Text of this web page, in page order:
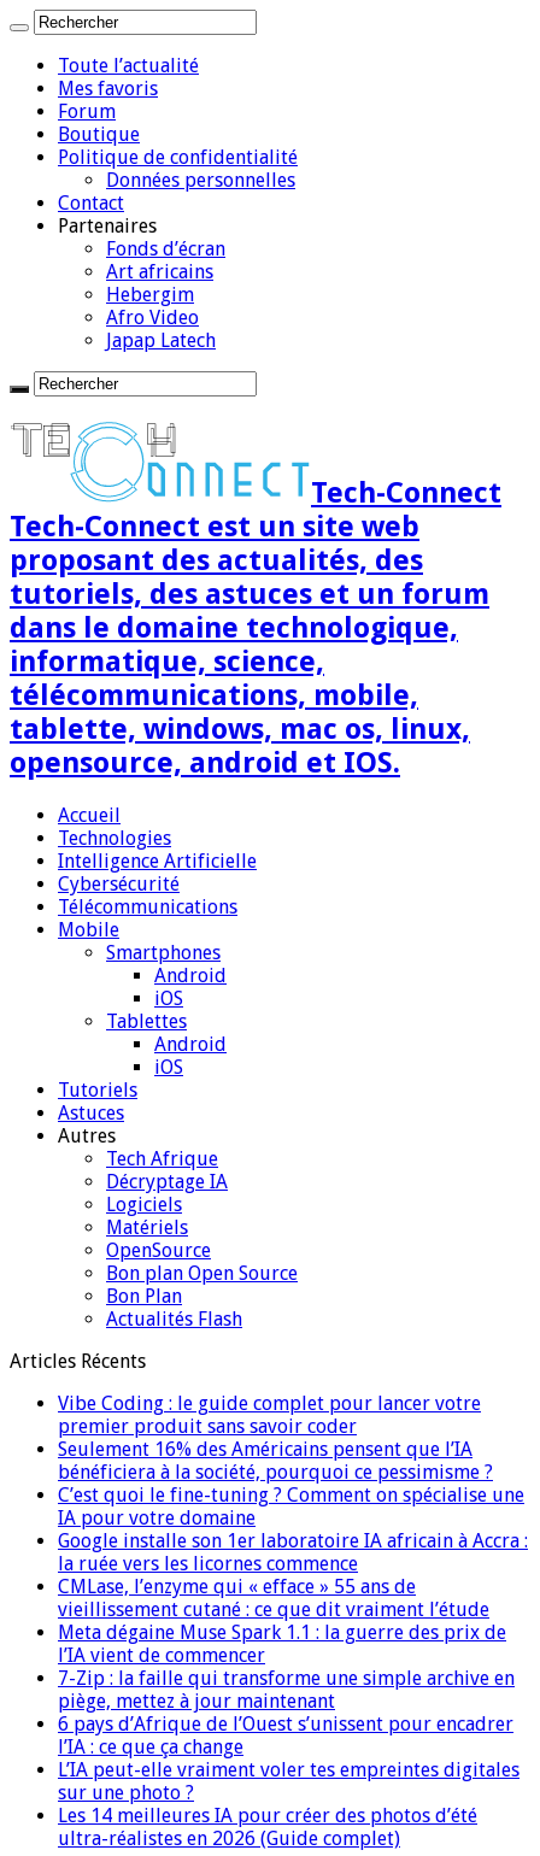
Toute l’actualité
Mes favoris
Forum
Boutique
Politique de confidentialité
Données personnelles
Contact
Partenaires
Fonds d’écran
Art africains
Hebergim
Afro Video
Japap Latech
Tech-Connect
Tech-Connect est un site web
proposant des actualités, des
tutoriels, des astuces et un forum
dans le domaine technologique,
informatique, science,
télécommunications, mobile,
tablette, windows, mac os, linux,
opensource, android et IOS.
Accueil
Technologies
Intelligence Artificielle
Cybersécurité
Télécommunications
Mobile
Smartphones
Android
iOS
Tablettes
Android
iOS
Tutoriels
Astuces
Autres
Tech Afrique
Décryptage IA
Logiciels
Matériels
OpenSource
Bon plan Open Source
Bon Plan
Actualités Flash
Articles Récents
Vibe Coding : le guide complet pour lancer votre
premier produit sans savoir coder
Seulement 16% des Américains pensent que l’IA
bénéficiera à la société, pourquoi ce pessimisme ?
C’est quoi le fine-tuning ? Comment on spécialise une
IA pour votre domaine
Google installe son 1er laboratoire IA africain à Accra :
la ruée vers les licornes commence
CMLase, l’enzyme qui « efface » 55 ans de
vieillissement cutané : ce que dit vraiment l’étude
Meta dégaine Muse Spark 1.1 : la guerre des prix de
l’IA vient de commencer
7-Zip : la faille qui transforme une simple archive en
piège, mettez à jour maintenant
6 pays d’Afrique de l’Ouest s’unissent pour encadrer
l’IA : ce que ça change
L’IA peut-elle vraiment voler tes empreintes digitales
sur une photo ?
Les 14 meilleures IA pour créer des photos d’été
ultra-réalistes en 2026 (Guide complet)